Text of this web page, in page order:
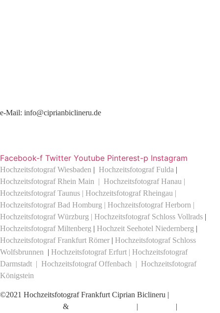
e-Mail: info@ciprianbiclineru.de
Facebook-f Twitter Youtube Pinterest-p Instagram
Hochzeitsfotograf Wiesbaden Hochzeitsfotograf Fulda
Hochzeitsfotograf Rhein Main
Hochzeitsfotograf Hanau
Hochzeitsfotograf Taunus
Hochzeitsfotograf Rheingau
Hochzeitsfotograf Bad Homburg
Hochzeitsfotograf Herborn
Hochzeitsfotograf Würzburg
Hochzeitsfotograf Schloss Vollrads
Hochzeitsfotograf Miltenberg
Hochzeit Seehotel Niedernberg
Hochzeitsfotograf Frankfurt Römer
Hochzeitsfotograf Schloss
Wolfsbrunnen
Hochzeitsfotograf Erfurt
| Hochzeitsfotograf
Darmstadt | Hochzeitsfotograf Offenbach
Hochzeitsfotograf
Königstein
©2021 Hochzeitsfotograf Frankfurt Ciprian Biclineru |
& | |